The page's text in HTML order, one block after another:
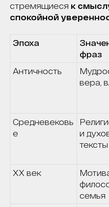
стремящиеся к
спокойной
Эпоха
фраз
Античность
вера,
Средневековь
е
и
тексты
XX век
семья